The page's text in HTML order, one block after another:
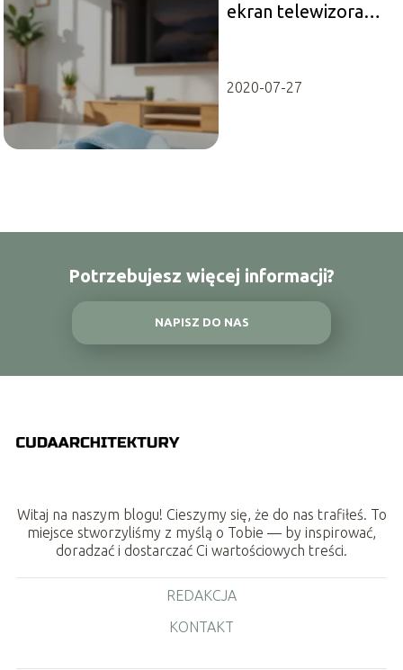
ekran telewizora
czyszczenie
2020-07-27
Potrzebujesz więcej informacji?
NAPISZ DO NAS
Witaj na naszym blogu! Cieszymy się, że do nas trafiłeś. To
miejsce stworzyliśmy z myślą o Tobie — by inspirować,
doradzać i dostarczać Ci wartościowych treści.
REDAKCJA
KONTAKT